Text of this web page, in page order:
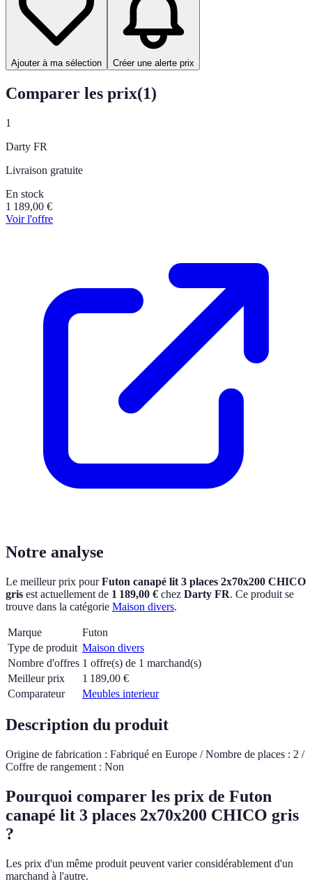
Ajouter à ma sélection Créer une alerte prix
Comparer les prix(1)
1
Darty FR
Livraison gratuite
En stock
1 189,00 €
Voir l'offre
Notre analyse
Le meilleur prix pourFuton canapé lit 3 places 2x70x200 CHICO
gris est actuellement de 1 189,00 € chez Darty FR. Ce produit se
trouve dans la catégorie Maison divers.
Marque
Futon
Type de produit Maison divers
Nombre d'offres 1 offre(s) de 1 marchand(s)
Meilleur prix
1 189,00 €
Comparateur
Meubles interieur
Description du produit
Origine de fabrication : Fabriqué en Europe / Nombre de places : 2 /
Coffre de rangement : Non
Pourquoi comparer les prix de Futon
canapé lit 3 places 2x70x200 CHICO gris
?
Les prix d'un même produit peuvent varier considérablement d'un
marchand à l'autre.